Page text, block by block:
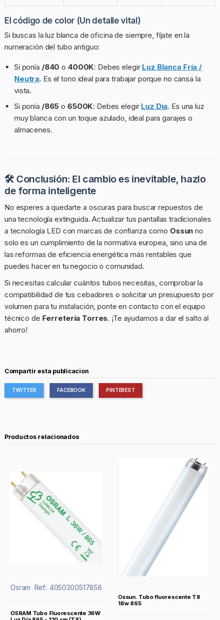
El código de color (Un detalle vital)
Si buscas la luz blanca de oficina de siempre, fíjate en la
numeración del tubo antiguo:
Si ponía /840 o 4000K: Debes elegir Luz Blanca Fría /
Neutra. Es el tono ideal para trabajar porque no cansa la
vista.
Si ponía /865 o 6500K: Debes elegir Luz Día. Es una luz
muy blanca con un toque azulado, ideal para garajes o
almacenes.
🛠️ Conclusión: El cambio es inevitable, hazlo
de forma inteligente
No esperes a quedarte a oscuras para buscar repuestos de
una tecnología extinguida. Actualizar tus pantallas tradicionales
a tecnología LED con marcas de confianza como Ossun no
solo es un cumplimiento de la normativa europea, sino una de
las reformas de eficiencia energética más rentables que
puedes hacer en tu negocio o comunidad.
Si necesitas calcular cuántos tubos necesitas, comprobar la
compatibilidad de tus cebadores o solicitar un presupuesto por
volumen para tu instalación, ponte en contacto con el equipo
técnico de Ferretería Torres. ¡Te ayudamos a dar el salto al
ahorro!
Compartir esta publicacion
TWITTER FACEBOOK PINTEREST
Productos relacionados
Osram Ref.: 4050300517858
OSRAM Tubo Fluorescente 36W
Ossun. Tubo fluorescente T8
18w 865